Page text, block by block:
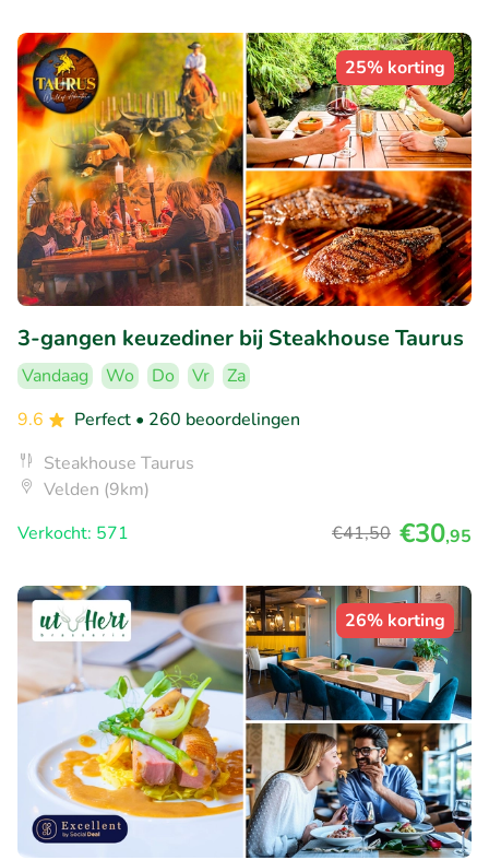
25% korting
3-gangen keuzediner bij Steakhouse Taurus
Vandaag Wo Do Vr
Za
9.6
Perfect • 260 beoordelingen
Steakhouse Taurus
Velden (9km)
Verkocht: 571
€41,50 €30,95
26% korting